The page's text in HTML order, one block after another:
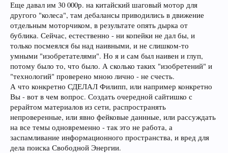
Еще давал им 30 000р. на китайский шаговый мотор для
другого "колеса", там дебалансы приводились в движение
отдельным моторчиком, в результате опять дырка от
бублика. Сейчас, естественно - ни копейки не дал бы, и
только посмеялся бы над наивными, и не слишком-то
умными "изобретателями". Но я и сам был наивен и глуп,
потому было то, что было. А сколько таких "изобретений" и
"технологий" проверено мною лично - не счесть.
А что конкретно СДЕЛАЛ Филипп, или например конкретно
Вы - вот в чем вопрос. Создать очередной сайтишко с
рерайтом материалов из сети, распространять
непроверенные, или явно фейковые даннные, или рассуждать
на все темы одновременно - так это не работа, а
заспамливание информационного пространства, и вред для
дела поиска Свободной Энергии.